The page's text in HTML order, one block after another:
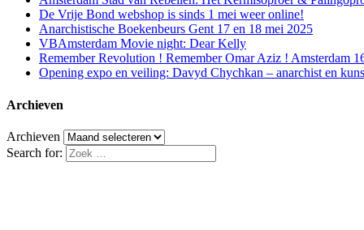
De Vrije Bond webshop is sinds 1 mei weer online!
Anarchistische Boekenbeurs Gent 17 en 18 mei 2025
VBAmsterdam Movie night: Dear Kelly
Remember Revolution ! Remember Omar Aziz ! Amsterdam
Opening expo en veiling: Davyd Chychkan – anarchist en
Archieven
Archieven
Search for: